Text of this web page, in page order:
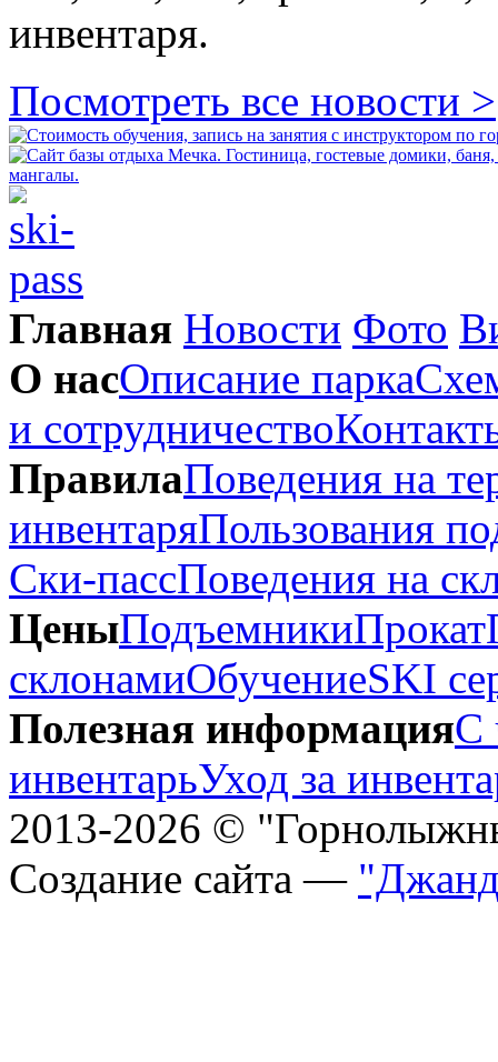
инвентаря.
Посмотреть все новости >
Главная Новости Фото
О насОписание парка
и сотрудничество
ПравилаПоведения на
инвентаряПользования
Ски-пассПоведения на
ЦеныПодъемникиПрокат
склонамиОбучениеSKI
Полезная информацияС
инвентарьУход за
2013-2026 ©
Создание сайта —